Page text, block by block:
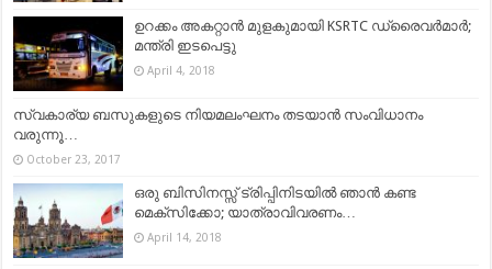
ഉറക്കം അകറ്റാൻ മുളകുമായി KSRTC ഡ്രൈവർമാർ;
മന്ത്രി ഇടപെട്ടു
April 4, 2018
സ്വകാര്യ ബസുകളുടെ നിയമലംഘനം തടയാന്‍ സംവിധാനം
വരുന്നൂ…
October 23, 2017
ഒരു ബിസിനസ്സ് ട്രിപ്പിനിടയില്‍ ഞാന്‍ കണ്ട
മെക്സിക്കോ; യാത്രാവിവരണം…
April 14, 2018